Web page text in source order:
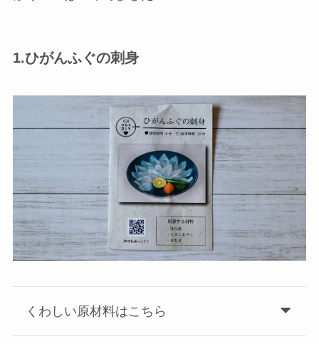
1.ひがんふぐの刺身
くわしい原材料はこちら